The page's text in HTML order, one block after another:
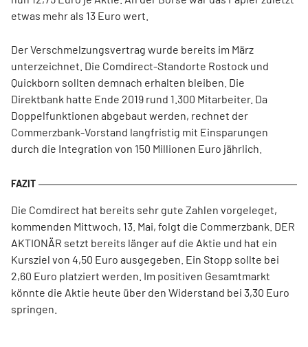
etwas mehr als 13 Euro wert.
Der Verschmelzungsvertrag wurde bereits im März
unterzeichnet. Die Comdirect-Standorte Rostock und
Quickborn sollten demnach erhalten bleiben. Die
Direktbank hatte Ende 2019 rund 1.300 Mitarbeiter. Da
Doppelfunktionen abgebaut werden, rechnet der
Commerzbank-Vorstand langfristig mit Einsparungen
durch die Integration von 150 Millionen Euro jährlich.
Die Comdirect hat bereits sehr gute Zahlen vorgeleget,
kommenden Mittwoch, 13. Mai, folgt die Commerzbank. DER
AKTIONÄR setzt bereits länger auf die Aktie und hat ein
Kursziel von 4,50 Euro ausgegeben. Ein Stopp sollte bei
2,60 Euro platziert werden. Im positiven Gesamtmarkt
könnte die Aktie heute über den Widerstand bei 3,30 Euro
springen.